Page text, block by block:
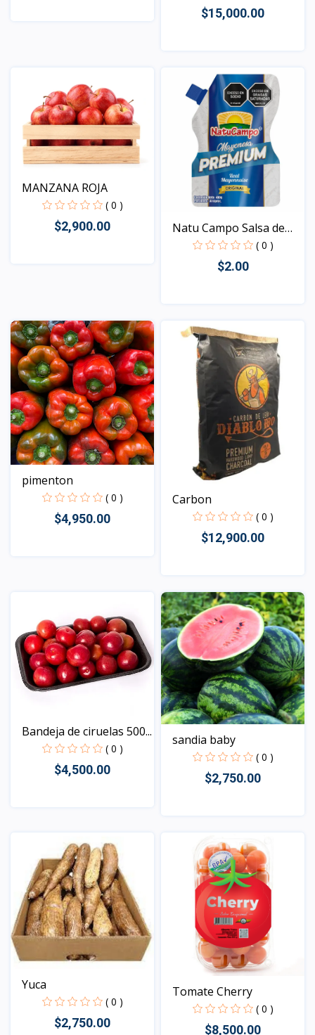
$15,000.00
MANZANA ROJA
( 0 )
$2,900.00
Natu Campo Salsa de
May...
( 0 )
$2.00
pimenton
( 0 )
$4,950.00
Carbon
( 0 )
$12,900.00
Vista
Bandeja de ciruelas 500...
( 0 )
$4,500.00
sandia baby
( 0 )
$2,750.00
Yuca
( 0 )
$2,750.00
Tomate Cherry
( 0 )
$8,500.00